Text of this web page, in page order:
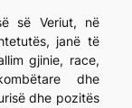
së Veriut, në
janë të
gjinie, race,
dhe
dhe pozitës